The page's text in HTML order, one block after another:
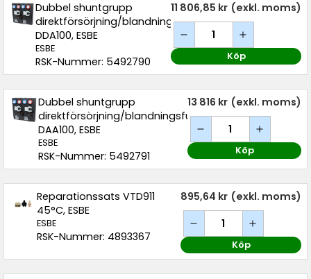
Dubbel shuntgrupp
direktförsörjning/blandningsfunktion
DDA100, ESBE
ESBE
RSK-Nummer: 5492790
11 806,85 kr (exkl. moms)
Köp
Dubbel shuntgrupp
direktförsörjning/blandningsfunktion
DAA100, ESBE
ESBE
RSK-Nummer: 5492791
13 816 kr (exkl. moms)
Köp
Reparationssats VTD911
45°C, ESBE
ESBE
RSK-Nummer: 4893367
895,64 kr (exkl. moms)
Köp